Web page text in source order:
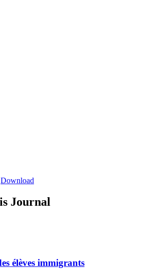
Download
Journal
élèves immigrants